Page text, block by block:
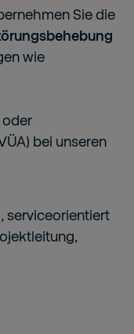
Sie die
wie
oder
bei unseren
serviceorientiert